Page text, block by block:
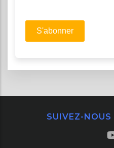
SUIVEZ-NOUS